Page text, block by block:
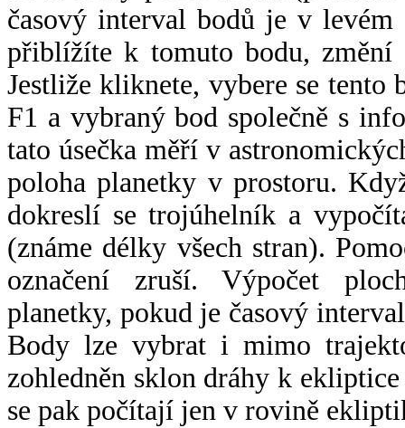
časový interval bodů je v
přiblížíte k tomuto bodu,
Jestliže kliknete, vybere se tento
F1 a vybraný bod společně s
tato úsečka měří v
poloha planetky v prostoru.
dokreslí se trojúhelník a
(známe délky všech stran).
označení zruší. Výpočet
planetky, pokud je časový
Body lze vybrat i mimo
zohledněn sklon dráhy k
se pak počítají jen v rovině